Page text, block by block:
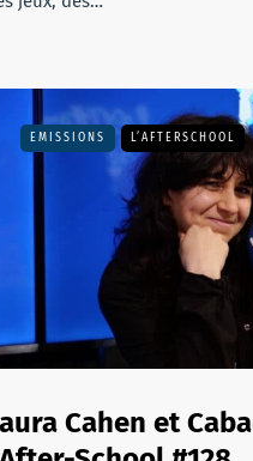
EMISSIONS L’AFTERSCHOOL
Cahen et